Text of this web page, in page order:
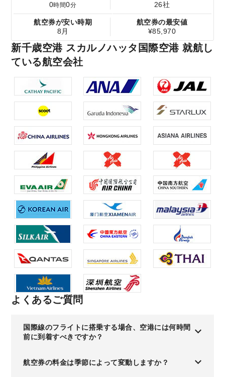
0時間0分
26社
航空券が安い時期
8月
航空券の最安値
¥85,970
新千歳空港 スカルノハッタ国際空港 就航し
ている航空会社
よくあるご質問
国際線のフライトに搭乗する場合、空港には何時間
前に到着すべきですか？
航空券の料金は季節によって変動しますか？